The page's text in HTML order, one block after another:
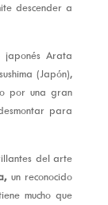
descender a
Arata
(Japón),
por una gran
para
del arte
un reconocido
mucho que